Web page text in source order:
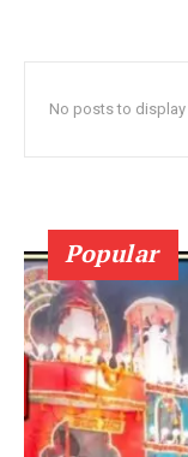
No posts to display
Popular